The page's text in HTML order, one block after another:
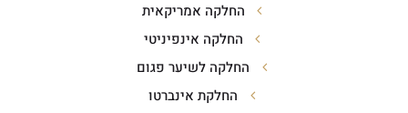
החלקה אמריקאית
החלקה אינפיניטי
החלקה לשיער פגום
החלקת אינברטו